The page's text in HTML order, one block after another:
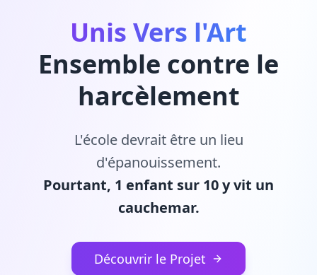
Unis Vers l'Art
Ensemble contre le
harcèlement
L'école devrait être un lieu
d'épanouissement.
Pourtant, 1 enfant sur 10 y vit un
cauchemar.
Découvrir le Projet